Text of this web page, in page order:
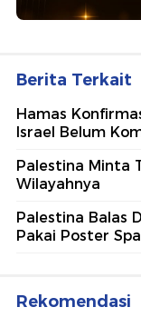
Berita Terkait
Hamas
Israel Belum
Palestina Minta
Wilayahnya
Palestina Balas
Pakai Poster
Rekomendasi